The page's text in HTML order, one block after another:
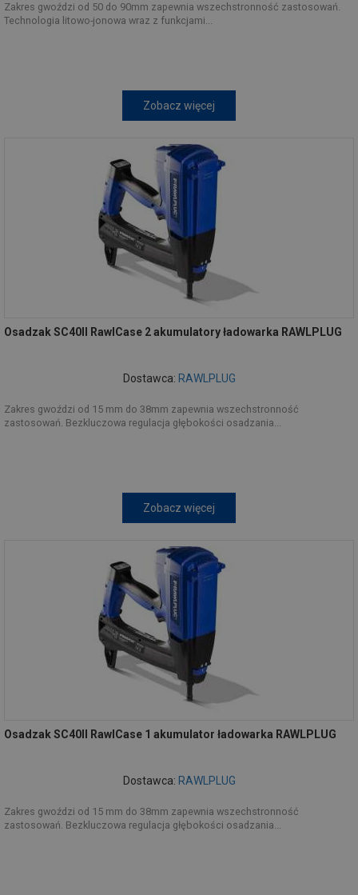
Zakres gwoździ od 50 do 90mm zapewnia wszechstronność zastosowań.
Technologia litowo-jonowa wraz z funkcjami...
Zobacz więcej
Osadzak SC40II RawlCase 2 akumulatory ładowarka RAWLPLUG
Dostawca: RAWLPLUG
Zakres gwoździ od 15 mm do 38mm zapewnia wszechstronność
zastosowań. Bezkluczowa regulacja głębokości osadzania...
Zobacz więcej
Osadzak SC40II RawlCase 1 akumulator ładowarka RAWLPLUG
Dostawca: RAWLPLUG
Zakres gwoździ od 15 mm do 38mm zapewnia wszechstronność
zastosowań. Bezkluczowa regulacja głębokości osadzania...